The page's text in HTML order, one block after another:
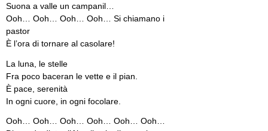
Suona a valle un campanil…
Ooh… Ooh… Ooh… Ooh… Si chiamano i
pastor
È l’ora di tornare al casolare!
La luna, le stelle
Fra poco baceran le vette e il pian.
È pace, serenità
In ogni cuore, in ogni focolare.
Ooh… Ooh… Ooh… Ooh… Ooh… Ooh…